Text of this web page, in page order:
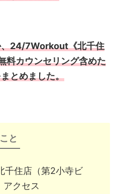
、24/7Workout《北千住
料カウンセリング含めた
とめました。
と
住店（第2小寺ビ
アクセス